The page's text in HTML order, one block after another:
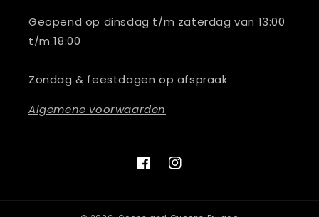
Geopend op dinsdag t/m zaterdag van 13:00
t/m 18:00
Zondag & feestdagen op afspraak
Algemene voorwaarden
FacebookInstagram